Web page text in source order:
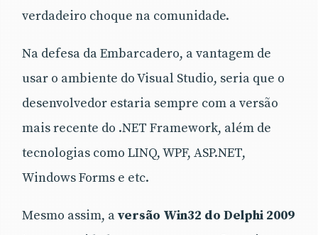
verdadeiro choque na comunidade.
Na defesa da Embarcadero, a vantagem de
usar o ambiente do Visual Studio, seria que o
desenvolvedor estaria sempre com a versão
mais recente do .NET Framework, além de
tecnologias como LINQ, WPF, ASP.NET,
Windows Forms e etc.
Mesmo assim, aversão Win32 do Delphi 2009